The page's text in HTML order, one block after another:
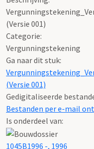
(Versie 001)
Categorie:
Vergunningstekening
Ga naar dit stuk:
(Versie 001)
Gedigitaliseerde
Bestanden per e-mail
Is onderdeel van:
1045B1996 -, 1996